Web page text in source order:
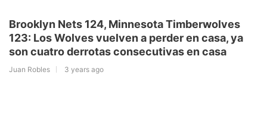
Brooklyn Nets 124, Minnesota Timberwolves
123: Los Wolves vuelven a perder en casa, ya
son cuatro derrotas consecutivas en casa
Juan Robles 3 years ago